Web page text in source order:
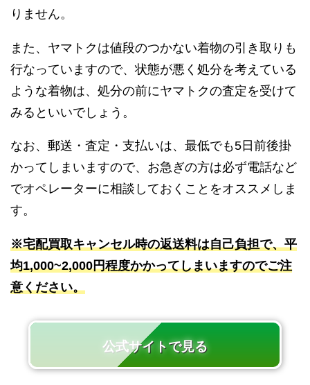
りません。
また、ヤマトクは値段のつかない着物の引き取りも
行なっていますので、状態が悪く処分を考えている
ような着物は、処分の前にヤマトクの査定を受けて
みるといいでしょう。
なお、郵送・査定・支払いは、最低でも5日前後掛
かってしまいますので、お急ぎの方は必ず電話など
でオペレーターに相談しておくことをオススメしま
す。
※宅配買取キャンセル時の返送料は自己負担で、平
均1,000~2,000円程度かかってしまいますのでご注
意ください。
公式サイトで見る